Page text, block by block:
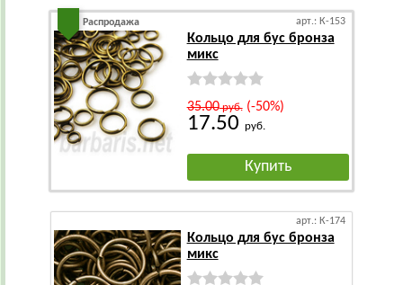
Распродажа арт.: К-153
Кольцо для бус бронза
микс
35.00руб.(-50%)
17.50 руб.
Купить
арт.: К-174
Кольцо для бус бронза
микс